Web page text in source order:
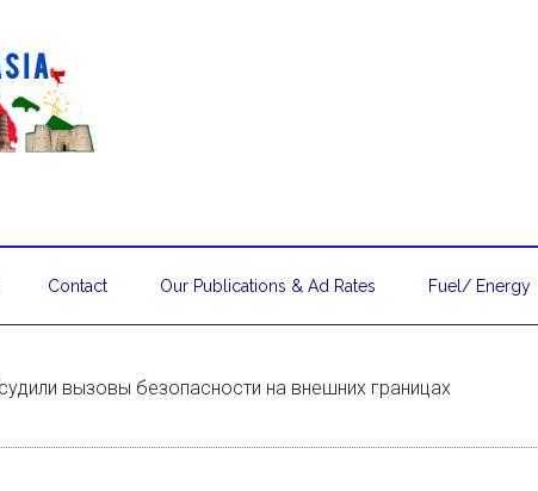
Contact Our Publications & Ad Rates Fuel/ Energy
вызовы безопасности на внешних границах